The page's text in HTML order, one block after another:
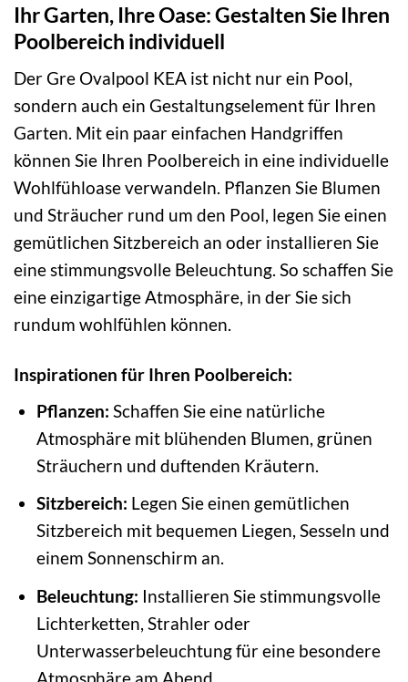
Ihr Garten, Ihre Oase: Gestalten Sie Ihren
Poolbereich individuell
Der Gre Ovalpool KEA ist nicht nur ein Pool,
sondern auch ein Gestaltungselement für Ihren
Garten. Mit ein paar einfachen Handgriffen
können Sie Ihren Poolbereich in eine individuelle
Wohlfühloase verwandeln. Pflanzen Sie Blumen
und Sträucher rund um den Pool, legen Sie einen
gemütlichen Sitzbereich an oder installieren Sie
eine stimmungsvolle Beleuchtung. So schaffen Sie
eine einzigartige Atmosphäre, in der Sie sich
rundum wohlfühlen können.
Inspirationen für Ihren Poolbereich:
Pflanzen: Schaffen Sie eine natürliche
Atmosphäre mit blühenden Blumen, grünen
Sträuchern und duftenden Kräutern.
Sitzbereich: Legen Sie einen gemütlichen
Sitzbereich mit bequemen Liegen, Sesseln und
einem Sonnenschirm an.
Beleuchtung: Installieren Sie stimmungsvolle
Lichterketten, Strahler oder
Unterwasserbeleuchtung für eine besondere
Atmosphäre am Abend.